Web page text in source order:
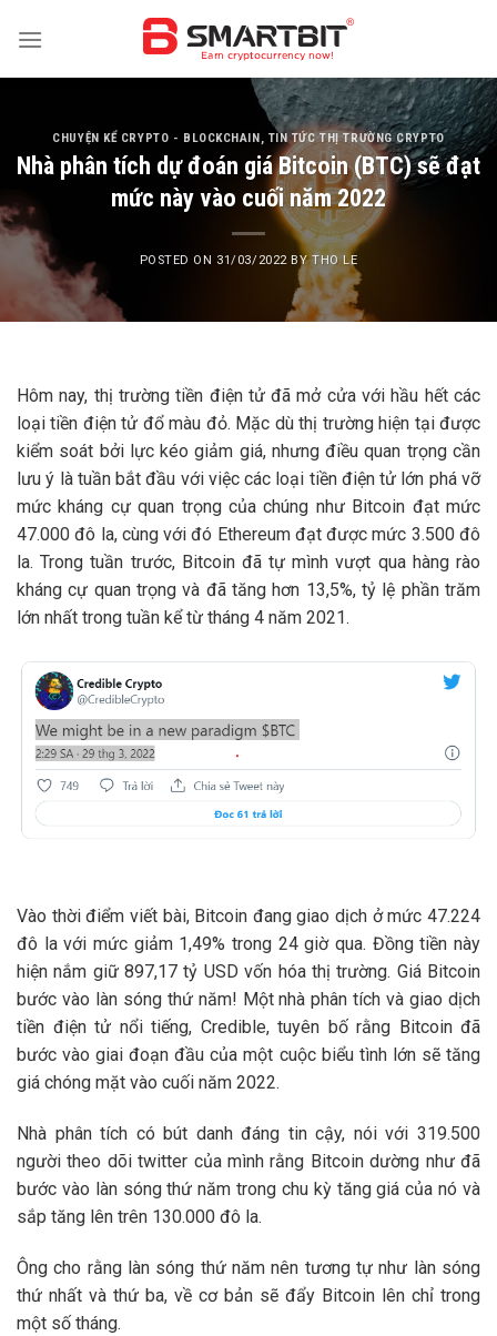
CHUYỆN KỂ CRYPTO - BLOCKCHAIN, TIN TỨC THỊ TRƯỜNG CRYPTO
Nhà phân tích dự đoán giá Bitcoin (BTC) sẽ đạt
mức này vào cuối năm 2022
POSTED ON 31/03/2022BYTHO LE
Hôm nay, thị trường tiền điện tử đã mở cửa với hầu hết các
loại tiền điện tử đổ màu đỏ. Mặc dù thị trường hiện tại được
kiểm soát bởi lực kéo giảm giá, nhưng điều quan trọng cần
lưu ý là tuần bắt đầu với việc các loại tiền điện tử lớn phá vỡ
mức kháng cự quan trọng của chúng như Bitcoin đạt mức
47.000 đô la, cùng với đó Ethereum đạt được mức 3.500 đô
la. Trong tuần trước, Bitcoin đã tự mình vượt qua hàng rào
kháng cự quan trọng và đã tăng hơn 13,5%, tỷ lệ phần trăm
lớn nhất trong tuần kể từ tháng 4 năm 2021.
Vào thời điểm viết bài, Bitcoin đang giao dịch ở mức 47.224
đô la với mức giảm 1,49% trong 24 giờ qua. Đồng tiền này
hiện nắm giữ 897,17 tỷ USD vốn hóa thị trường. Giá Bitcoin
bước vào làn sóng thứ năm! Một nhà phân tích và giao dịch
tiền điện tử nổi tiếng, Credible, tuyên bố rằng Bitcoin đã
bước vào giai đoạn đầu của một cuộc biểu tình lớn sẽ tăng
giá chóng mặt vào cuối năm 2022.
Nhà phân tích có bút danh đáng tin cậy, nói với 319.500
người theo dõi twitter của mình rằng Bitcoin dường như đã
bước vào làn sóng thứ năm trong chu kỳ tăng giá của nó và
sắp tăng lên trên 130.000 đô la.
Ông cho rằng làn sóng thứ năm nên tương tự như làn sóng
thứ nhất và thứ ba, về cơ bản sẽ đẩy Bitcoin lên chỉ trong
một số tháng.